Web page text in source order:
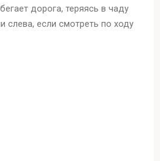
дорога, теряясь в чаду
слева, если смотреть по ходу